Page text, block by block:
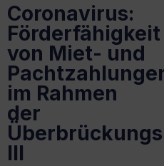
Coronavirus:
Förderfähigkeit
von Miet- und
im Rahmen
der
III